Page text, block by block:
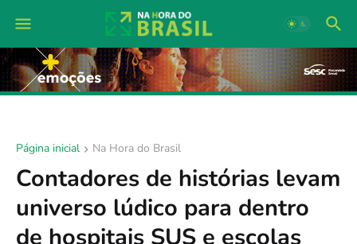
Página inicial Na Hora do Brasil
Contadores de histórias levam
universo lúdico para dentro
de hospitais SUS e escolas